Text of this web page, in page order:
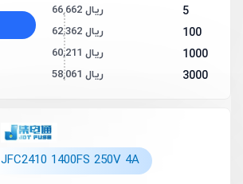
5 66,662 ریال
100 62,362 ریال
1000 60,211 ریال
3000 58,061 ریال
JFC2410 1400FS 250V 4A